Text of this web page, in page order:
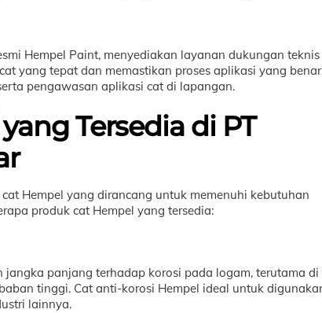
Hempel Paint, menyediakan layanan dukungan teknis
yang tepat dan memastikan proses aplikasi yang
pengawasan aplikasi cat di lapangan.
Tersedia di PT
Hempel yang dirancang untuk memenuhi kebutuhan
produk cat Hempel yang tersedia:
panjang terhadap korosi pada logam, terutama di
tinggi. Cat anti-korosi Hempel ideal untuk
lainnya.